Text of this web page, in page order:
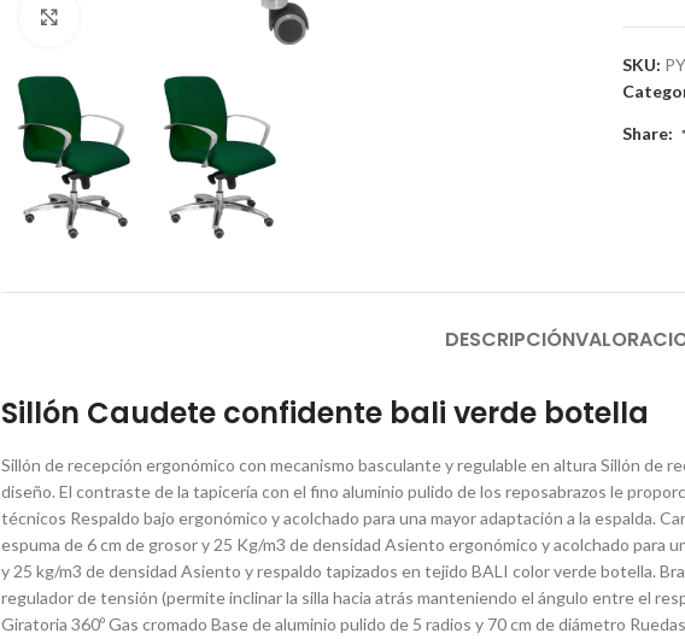
SKU:
Share:
DESCRIPCIÓN
Sillón Caudete confidente bali verde botella
Sillón de recepción ergonómico con mecanismo basculante y regulable en altura Sillón de
diseño. El contraste de la tapicería con el fino aluminio pulido de los reposabrazos le
técnicos Respaldo bajo ergonómico y acolchado para una mayor adaptación a la espalda.
espuma de 6 cm de grosor y 25 Kg/m3 de densidad Asiento ergonómico y acolchado para
y 25 kg/m3 de densidad Asiento y respaldo tapizados en tejido BALI color verde botella.
regulador de tensión (permite inclinar la silla hacia atrás manteniendo el ángulo entre el
Giratoria 360º Gas cromado Base de aluminio pulido de 5 radios y 70 cm de diámetro